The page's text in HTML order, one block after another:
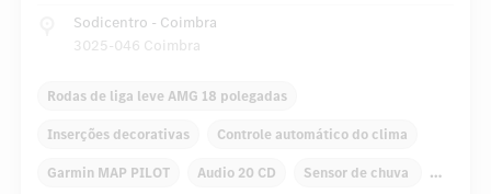
Sodicentro - Coimbra
3025-046 Coimbra
Rodas de liga leve AMG 18 polegadas
Inserções decorativas Controle automático do clima
Garmin MAP PILOT Audio 20 CD Sensor de chuva